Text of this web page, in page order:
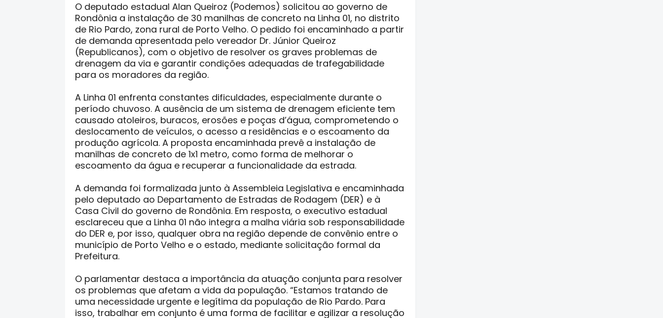
O deputado estadual Alan Queiroz (Podemos) solicitou ao governo de
Rondônia a instalação de 30 manilhas de concreto na Linha 01, no distrito
de Rio Pardo, zona rural de Porto Velho. O pedido foi encaminhado a partir
de demanda apresentada pelo vereador Dr. Júnior Queiroz
(Republicanos), com o objetivo de resolver os graves problemas de
drenagem da via e garantir condições adequadas de trafegabilidade
para os moradores da região.
A Linha 01 enfrenta constantes dificuldades, especialmente durante o
período chuvoso. A ausência de um sistema de drenagem eficiente tem
causado atoleiros, buracos, erosões e poças d’água, comprometendo o
deslocamento de veículos, o acesso a residências e o escoamento da
produção agrícola. A proposta encaminhada prevê a instalação de
manilhas de concreto de 1x1 metro, como forma de melhorar o
escoamento da água e recuperar a funcionalidade da estrada.
A demanda foi formalizada junto à Assembleia Legislativa e encaminhada
pelo deputado ao Departamento de Estradas de Rodagem (DER) e à
Casa Civil do governo de Rondônia. Em resposta, o executivo estadual
esclareceu que a Linha 01 não integra a malha viária sob responsabilidade
do DER e, por isso, qualquer obra na região depende de convênio entre o
município de Porto Velho e o estado, mediante solicitação formal da
Prefeitura.
O parlamentar destaca a importância da atuação conjunta para resolver
os problemas que afetam a vida da população. “Estamos tratando de
uma necessidade urgente e legítima da população de Rio Pardo. Para
isso, trabalhar em conjunto é uma forma de facilitar e agilizar a resolução